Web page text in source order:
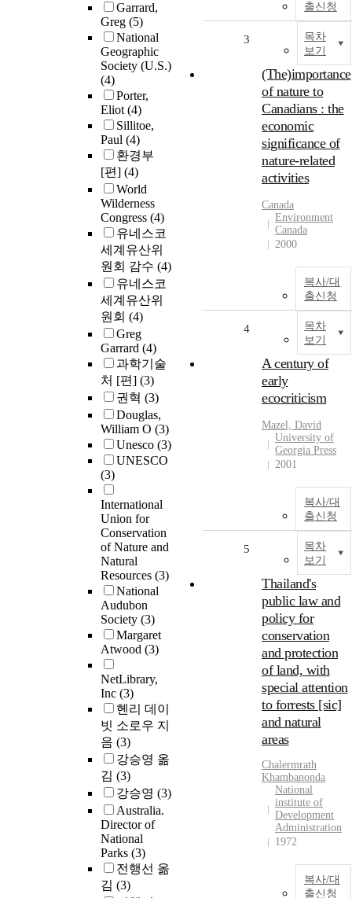
Garrard,
Greg (5)
National
Geographic
Society (U.S.)
(4)
Porter,
Eliot(4)
Sillitoe,
Paul (4)
환경부
[편] (4)
World
Wilderness
Congress (4)
유네스코
세계유산위
원회 감수 (4)
유네스코
세계유산위
원회 (4)
Greg
Garrard (4)
과학기술
처 [편] (3)
권혁 (3)
Douglas,
William O (3)
Unesco (3)
UNESCO
(3)
International
Union for
Conservation
of Nature and
Natural
Resources (3)
National
Audubon
Society (3)
Margaret
Atwood (3)
NetLibrary,
Inc (3)
헨리 데이
빗 소로우 지
음 (3)
강승영 옮
김 (3)
강승영 (3)
Australia.
Director of
National
Parks (3)
전행선 옮
김 (3)
출신청
목차
보기
3
(The)importance
of nature to
Canadians : the
economic
significance of
nature-related
activities
Canada
Environment
Canada
2000
복사/대
출신청
목차
보기
4
A century of
early
ecocriticism
Mazel, David
University of
Georgia Press
2001
복사/대
출신청
목차
보기
5
Thailand's
public law and
policy for
conservation
and protection
of land, with
special attention
to forrests [sic]
and natural
areas
Chalermrath
Khambanonda
National
institute of
Development
Administration
1972
복사/대
출신청